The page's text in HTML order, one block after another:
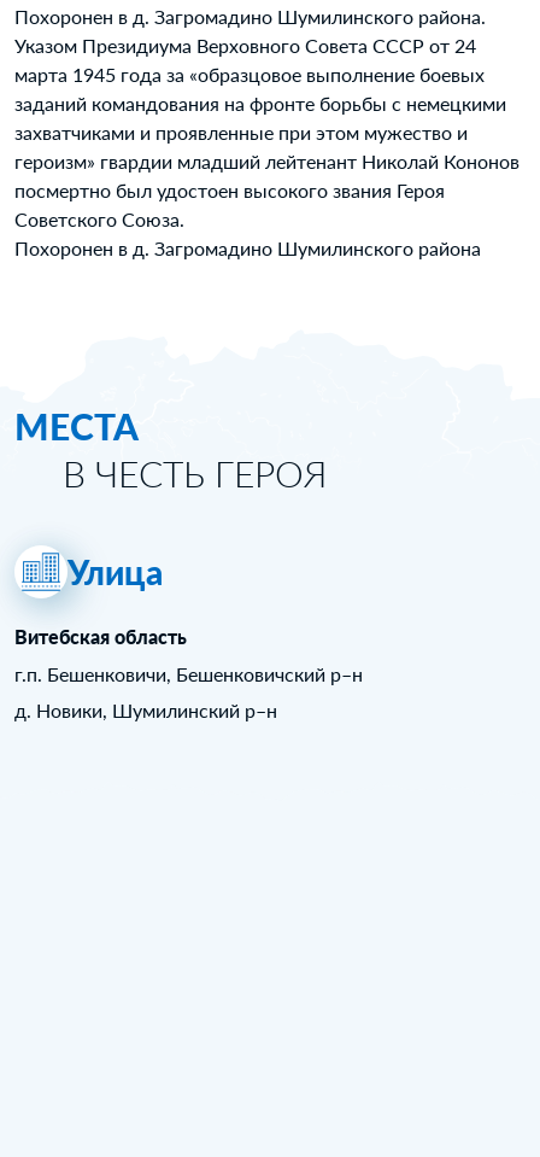
Похоронен в д. Загромадино Шумилинского района.
Указом Президиума Верховного Совета СССР от 24
марта 1945 года за «образцовое выполнение боевых
заданий командования на фронте борьбы с немецкими
захватчиками и проявленные при этом мужество и
героизм» гвардии младший лейтенант Николай Кононов
посмертно был удостоен высокого звания Героя
Советского Союза.
Похоронен в д. Загромадино Шумилинского района
МЕСТА
В ЧЕСТЬ ГЕРОЯ
Улица
Витебская область
г.п. Бешенковичи, Бешенковичский р–н
д. Новики, Шумилинский р–н